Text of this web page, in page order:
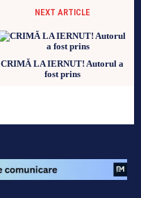
NEXT ARTICLE
CRIMĂ LA IERNUT! Autorul a
fost prins